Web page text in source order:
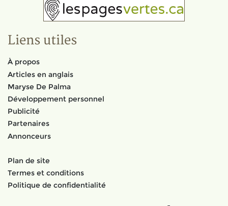
Liens utiles
À propos
Articles en anglais
Maryse De Palma
Développement personnel
Publicité
Partenaires
Annonceurs
Plan de site
Termes et conditions
Politique de confidentialité